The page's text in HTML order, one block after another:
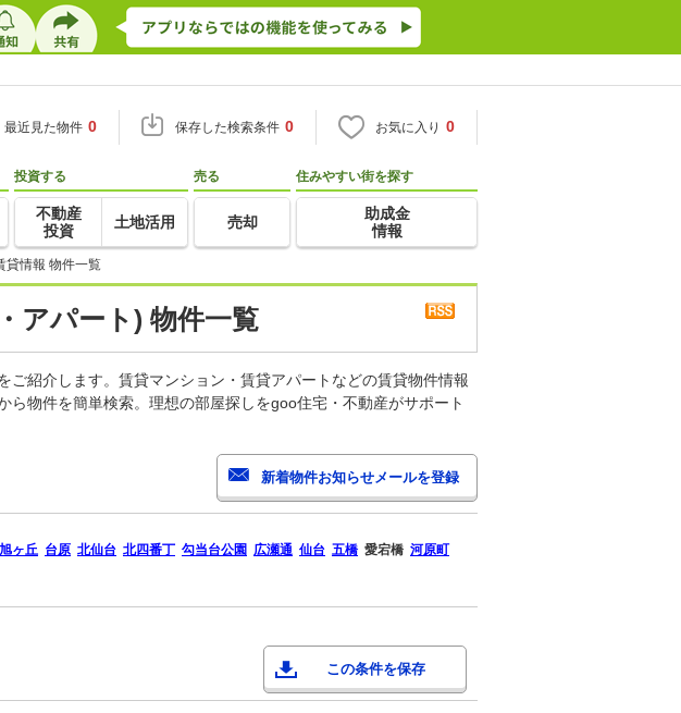
最近見た物件 0 保存した検索条件 0 お気に入り 0
投資する
不動産
投資
土地活用
売る
売却
住みやすい街を探す
助成金
情報
貸情報 物件一覧
アパート) 物件一覧
紹介します。賃貸マンション・賃貸アパートなどの賃貸物件情報
物件を簡単検索。理想の部屋探しをgoo住宅・不動産がサポート
旭ヶ丘 台原 北仙台 北四番丁 勾当台公園 広瀬通 仙台 五橋 愛宕橋 河原町
この条件を保存